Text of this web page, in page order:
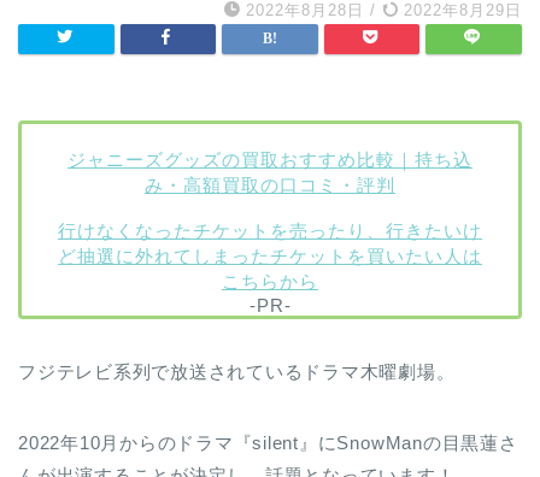
2022年8月28日 / 2022年8月29日
ジャニーズグッズの買取おすすめ比較｜持ち込
み・高額買取の口コミ・評判
行けなくなったチケットを売ったり、行きたいけ
ど抽選に外れてしまったチケットを買いたい人は
こちらから
-PR-
フジテレビ系列で放送されているドラマ木曜劇場。
2022年10月からのドラマ『silent』にSnowManの目黒蓮さ